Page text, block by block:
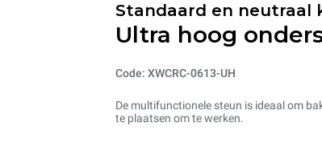
Standaard en neutraal
Ultra hoog
Code: XWCRC-0613-UH
De multifunctionele steun is ideaal om
te plaatsen om te werken.